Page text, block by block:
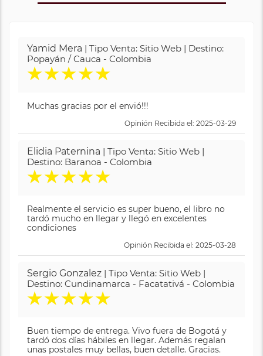
Yamid Mera | Tipo Venta: Sitio Web | Destino:
Popayán / Cauca - Colombia
★★★★★
Muchas gracias por el envió!!!
Opinión Recibida el: 2025-03-29
Elidia Paternina | Tipo Venta: Sitio Web |
Destino: Baranoa - Colombia
★★★★★
Realmente el servicio es super bueno, el libro no
tardó mucho en llegar y llegó en excelentes
condiciones
Opinión Recibida el: 2025-03-28
Sergio Gonzalez | Tipo Venta: Sitio Web |
Destino: Cundinamarca - Facatativá - Colombia
★★★★★
Buen tiempo de entrega. Vivo fuera de Bogotá y
tardó dos días hábiles en llegar. Además regalan
unas postales muy bellas, buen detalle. Gracias.